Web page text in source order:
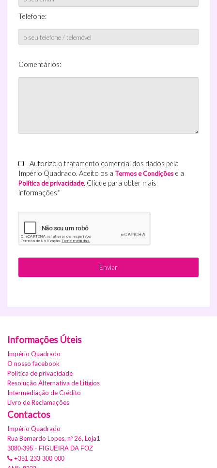
Telefone:
Comentários:
Autorizo o tratamento comercial dos dados pela
Império Quadrado. Aceito os a Termos e Condições e a
Política de privacidade. Clique para obter mais
informações*
Informações Úteis
Império Quadrado
O nosso facebook
Política de privacidade
Resolução Alternativa de Litígios
Intermediação de Crédito
Livro de Reclamações
Contactos
Império Quadrado
Rua Bernardo Lopes, nº 26, Loja1
3080-395 - FIGUEIRA DA FOZ
+351 233 300 000